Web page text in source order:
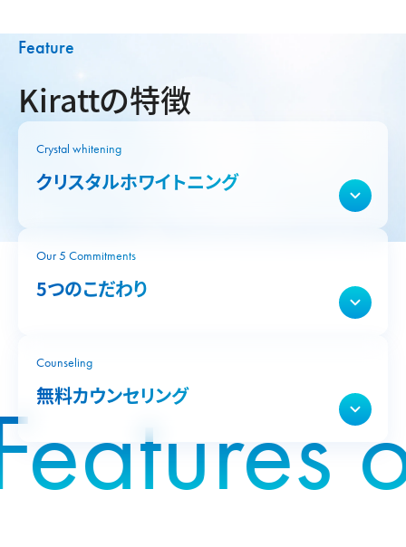
Feature
Kirattの特徴
Crystal whitening
クリスタルホワイトニング
Our 5 Commitments
5つのこだわり
Counseling
無料カウンセリング